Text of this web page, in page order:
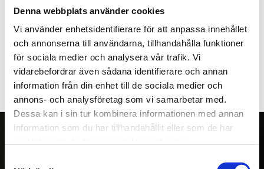
Denna webbplats använder cookies
Vi använder enhetsidentifierare för att anpassa innehållet
och annonserna till användarna, tillhandahålla funktioner
för sociala medier och analysera vår trafik. Vi
vidarebefordrar även sådana identifierare och annan
information från din enhet till de sociala medier och
annons- och analysföretag som vi samarbetar med.
Dessa kan i sin tur kombinera informationen med annan
information som du har tillhandahållit eller som de har
OBS!! Måste svetsas mot ljuddämparen och kräver att du kapar
och svetsar även den på den nya flexbälgen. OBS!!